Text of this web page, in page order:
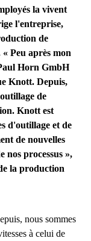
la vivent
l'entreprise,
de
Peu après mon
Horn GmbH
Knott. Depuis,
de
Knott est
d'outillage et de
de nouvelles
nos processus »,
la production
nous sommes
à celui de